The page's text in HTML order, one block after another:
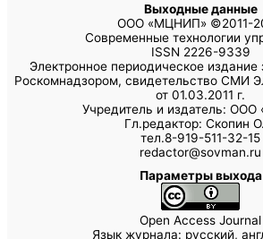
Выходные данные
ООО «МЦНИП» ©2011-
Современные технологии
ISSN 2226-9339
Электронное периодическое издание
Роскомнадзором, свидетельство
от 01.03.2011 г.
Учредитель и издатель:
Гл.редактор: Скопин
тел.8-919-511-32-15
redactor@sovman.ru
Параметры выхода
Open Access Journal
Язык журнала: русский,